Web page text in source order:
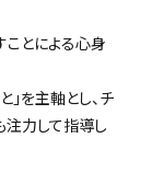
ことによる心身
」を主軸とし、チ
注力して指導し